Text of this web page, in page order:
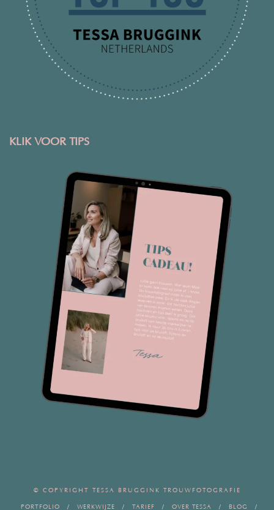
KLIK VOOR TIPS
© COPYRIGHT TESSA BRUGGINK TROUWFOTOGRAFIE
PORTFOLIO WERKWIJZE TARIEF OVER TESSA BLOG